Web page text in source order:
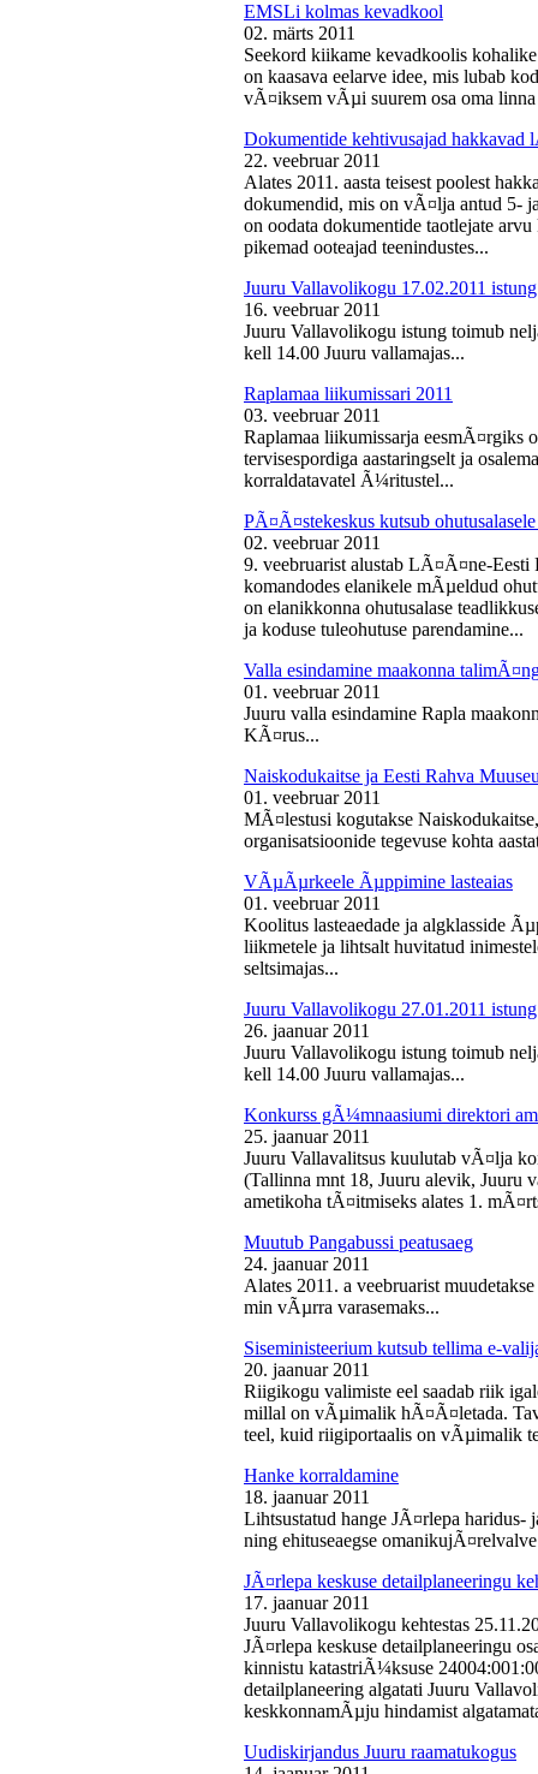
EMSLi kolmas kevadkool
02. märts 2011
Seekord kiikame kevadkoolis
on kaasava eelarve idee, mis lubab
vÃ¤iksem vÃµi suurem osa oma
Dokumentide kehtivusajad hakkavad
22. veebruar 2011
Alates 2011. aasta teisest poolest
dokumendid, mis on vÃ¤lja antud 5-
on oodata dokumentide taotlejate
pikemad ooteajad teenindustes...
Juuru Vallavolikogu 17.02.2011 istung
16. veebruar 2011
Juuru Vallavolikogu istung toimub
kell 14.00 Juuru vallamajas...
Raplamaa liikumissari 2011
03. veebruar 2011
Raplamaa liikumissarja eesmÃ¤rgiks
tervisespordiga aastaringselt ja
korraldatavatel Ã¼ritustel...
PÃ¤Ã¤stekeskus kutsub
02. veebruar 2011
9. veebruarist alustab LÃ¤Ã¤ne-
komandodes elanikele mÃµeldud
on elanikkonna ohutusalase
ja koduse tuleohutuse parendamine...
Valla esindamine maakonna
01. veebruar 2011
Juuru valla esindamine Rapla
KÃ¤rus...
Naiskodukaitse ja Eesti Rahva
01. veebruar 2011
MÃ¤lestusi kogutakse
organisatsioonide tegevuse kohta
VÃµÃµrkeele Ãµppimine lasteaias
01. veebruar 2011
Koolitus lasteaedade ja algklasside
liikmetele ja lihtsalt huvitatud
seltsimajas...
Juuru Vallavolikogu 27.01.2011 istung
26. jaanuar 2011
Juuru Vallavolikogu istung toimub
kell 14.00 Juuru vallamajas...
Konkurss gÃ¼mnaasiumi direktori
25. jaanuar 2011
Juuru Vallavalitsus kuulutab vÃ¤lja
(Tallinna mnt 18, Juuru alevik, Juuru
ametikoha tÃ¤itmiseks alates 1.
Muutub Pangabussi peatusaeg
24. jaanuar 2011
Alates 2011. a veebruarist
min vÃµrra varasemaks...
Siseministeerium kutsub tellima e-
20. jaanuar 2011
Riigikogu valimiste eel saadab riik
millal on vÃµimalik hÃ¤Ã¤letada.
teel, kuid riigiportaalis on vÃµimalik
Hanke korraldamine
18. jaanuar 2011
Lihtsustatud hange JÃ¤rlepa
ning ehituseaegse
JÃ¤rlepa keskuse detailplaneeringu
17. jaanuar 2011
Juuru Vallavolikogu kehtestas
JÃ¤rlepa keskuse detailplaneeringu
kinnistu katastriÃ¼ksuse
detailplaneering algatati Juuru
keskkonnamÃµju hindamist
Uudiskirjandus Juuru raamatukogus